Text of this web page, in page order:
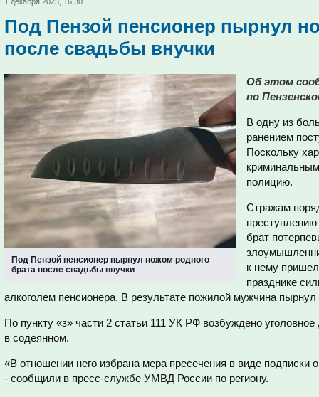
Под Пензой пенсионер пырнул
после свадьбы внучки
Под Пензой пенсионер пырнул ножом родного
брата после свадьбы внучки
Об этом
по
В одну из
ранением
Поскольку
полицию.
Стражам
брат
к нему
празднике
алкоголем пенсионера. В результате пожилой мужчина
По пункту «з» части 2 статьи 111 УК РФ возбуждено
в содеянном.
«В отношении него избрана мера пресечения в виде
- сообщили в пресс-службе УМВД России по региону.